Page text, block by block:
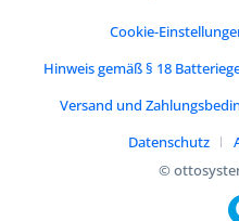
Cookie-
Hinweis gemäß § 18
Versand und
Datenschutz
©